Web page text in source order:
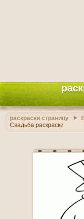
раскраски страницу
Свадьба раскраски